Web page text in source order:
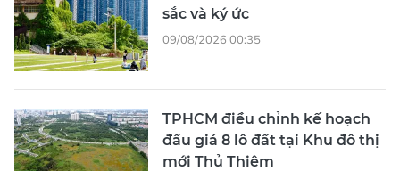
sắc và ký ức
09/08/2026 00:35
TPHCM điều chỉnh kế hoạch
đấu giá 8 lô đất tại Khu đô thị
mới Thủ Thiêm